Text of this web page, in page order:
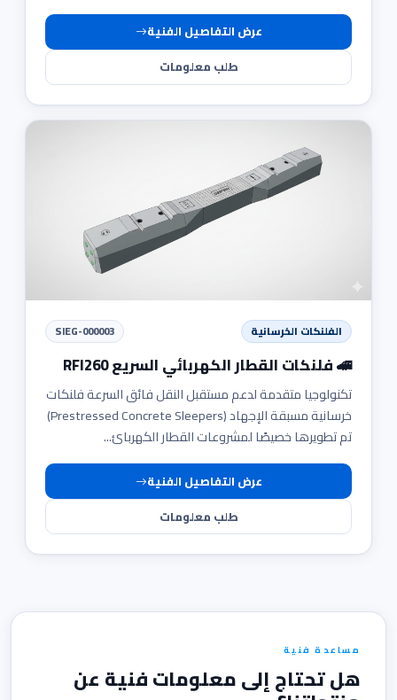
عرض التفاصيل الفنية
طلب معلومات
الفلنكات الخرسانية SIEG-000003
🚄 فلنكات القطار الكهربائي السريع RFI260
تكنولوجيا متقدمة لدعم مستقبل النقل فائق السرعة فلنكات
خرسانية مسبقة الإجهاد (Prestressed Concrete Sleepers)
تم تطويرها خصيصًا لمشروعات القطار الكهربائ...
عرض التفاصيل الفنية
طلب معلومات
مساعدة فنية
هل تحتاج إلى معلومات فنية عن